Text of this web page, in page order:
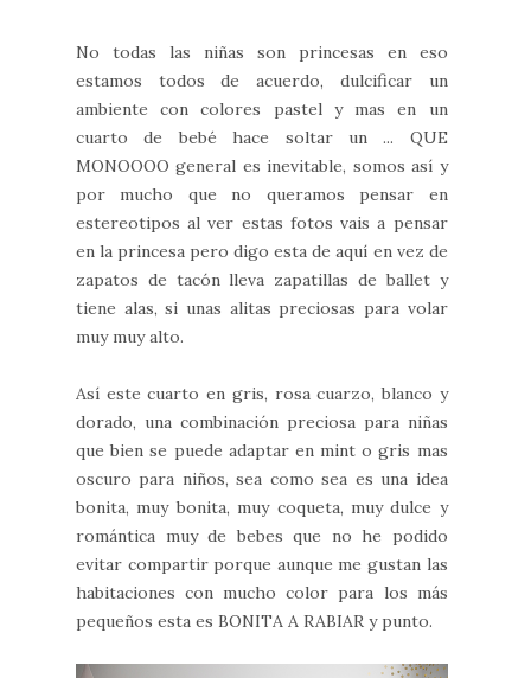
No todas las niñas son princesas en eso
estamos todos de acuerdo, dulcificar un
ambiente con colores pastel y mas en un
cuarto de bebé hace soltar un ... QUE
MONOOOO general es inevitable, somos así y
por mucho que no queramos pensar en
estereotipos al ver estas fotos vais a pensar
en la princesa pero digo esta de aquí en vez de
zapatos de tacón lleva zapatillas de ballet y
tiene alas, si unas alitas preciosas para volar
muy muy alto.
Así este cuarto en gris, rosa cuarzo, blanco y
dorado, una combinación preciosa para niñas
que bien se puede adaptar en mint o gris mas
oscuro para niños, sea como sea es una idea
bonita, muy bonita, muy coqueta, muy dulce y
romántica muy de bebes que no he podido
evitar compartir porque aunque me gustan las
habitaciones con mucho color para los más
pequeños esta es BONITA A RABIAR y punto.